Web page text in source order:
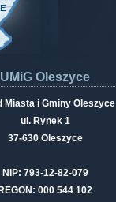
UMiG Oleszyce
Miasta i Gminy Oleszyce
ul. Rynek 1
37-630 Oleszyce
NIP: 793-12-82-079
REGON: 000 544 102